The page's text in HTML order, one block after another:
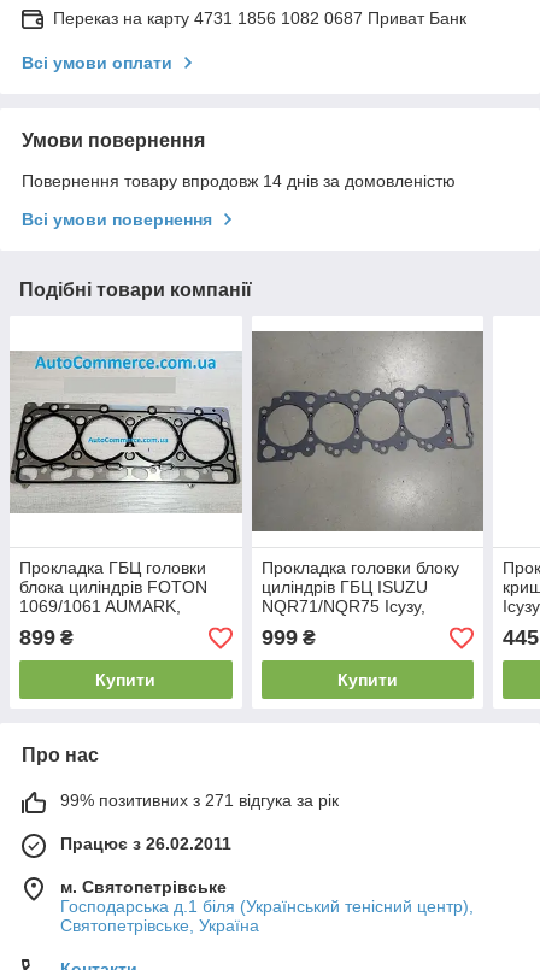
Переказ на карту 4731 1856 1082 0687 Приват Банк
Всі умови оплати
Умови повернення
Повернення товару впродовж 14 днів за домовленістю
Всі умови повернення
Подібні товари компанії
Прокладка ГБЦ головки
блока циліндрів FOTON
1069/1061 AUMARK,
ФОТОН 1069/1061,
Cummins ISF3.8 (4943051)
899 ₴
Купити
Прокладка головки блоку
циліндрів ГБЦ ISUZU
NQR71/NQR75 Ісузу,
Богдан А091/А092
999₴
Купити
445
Про нас
99% позитивних з 271 відгука за рік
Працює з 26.02.2011
м. Святопетрівське
Господарська д.1 біля (Український тенісний центр),
Святопетрівське, Україна